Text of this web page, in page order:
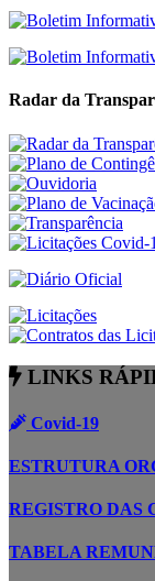
Radar da
LINKS
Covid-19
ESTRUTURA
REGISTRO DAS
TABELA